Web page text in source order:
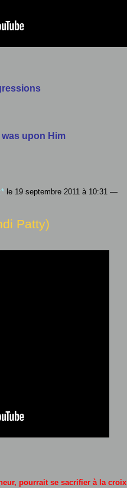
upon Him
le 19 septembre 2011 à 10:31 —
Patty)
pourrait se sacrifier à la croix